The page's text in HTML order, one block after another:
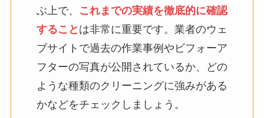
ぶ上で、
これまでの実績を徹底的に確認
すること は非常に重要です。業者のウェ
ブサイトで過去の作業事例やビフォーア
フターの写真が公開されているか、どの
ような種類のクリーニングに強みがある
かなどをチェックしましょう。